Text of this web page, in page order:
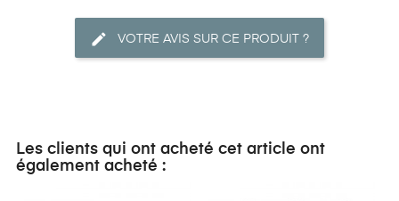
VOTRE AVIS SUR CE PRODUIT ?
Les clients qui ont acheté cet article ont
également acheté :